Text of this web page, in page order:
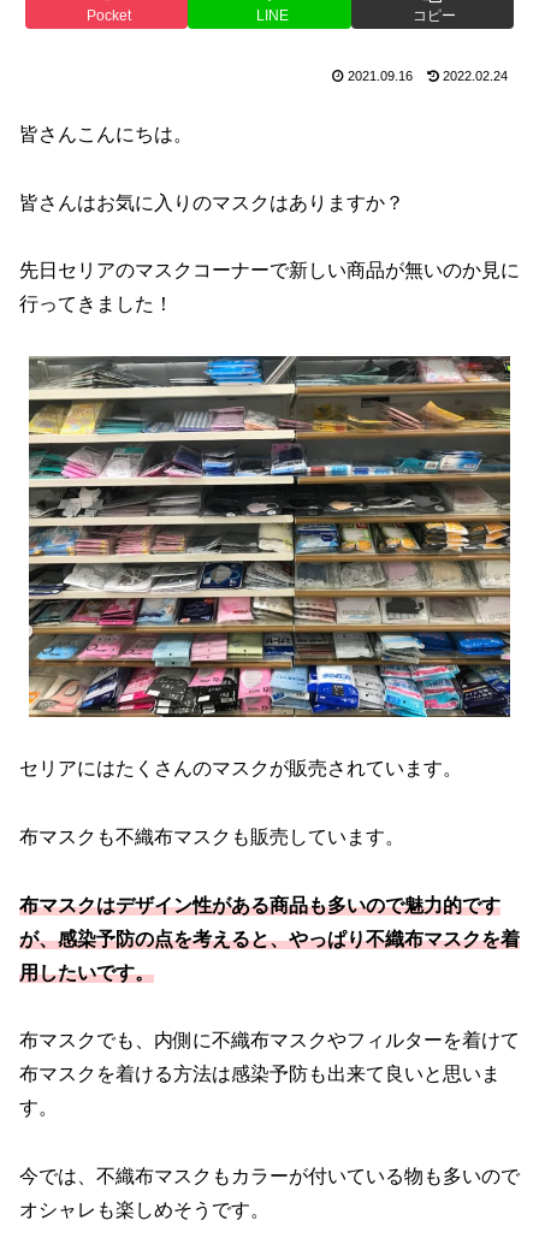
Pocket LINE コピー
2021.09.16 2022.02.24
皆さんこんにちは。
皆さんはお気に入りのマスクはありますか？
先日セリアのマスクコーナーで新しい商品が無いのか見に
行ってきました！
セリアにはたくさんのマスクが販売されています。
布マスクも不織布マスクも販売しています。
布マスクはデザイン性がある商品も多いので魅力的です
が、感染予防の点を考えると、やっぱり不織布マスクを着
用したいです。
布マスクでも、内側に不織布マスクやフィルターを着けて
布マスクを着ける方法は感染予防も出来て良いと思いま
す。
今では、不織布マスクもカラーが付いている物も多いので
オシャレも楽しめそうです。